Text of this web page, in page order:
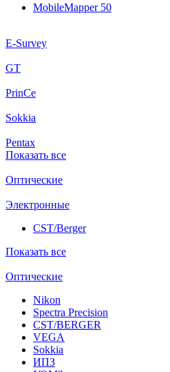
MobileMapper 50
E-Survey
GT
PrinCe
Sokkia
Pentax
Показать все
Оптические
Электронные
CST/Berger
Показать все
Оптические
Nikon
Spectra Precision
CST/BERGER
VEGA
Sokkia
ИПЗ